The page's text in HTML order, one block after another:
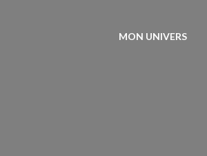
MON UNIVERS